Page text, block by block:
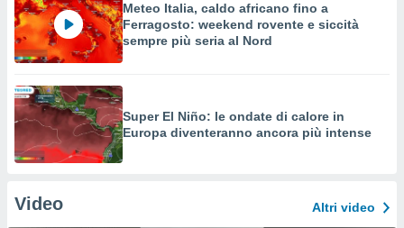
Meteo Italia, caldo africano fino a
Ferragosto: weekend rovente e siccità
sempre più seria al Nord
Super El Niño: le ondate di calore in
Europa diventeranno ancora più intense
Video Altri video